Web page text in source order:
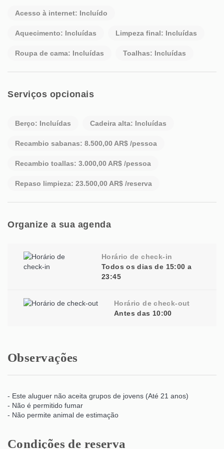
Acesso à internet: Incluído
Aquecimento: Incluídas Limpeza final: Incluídas
Roupa de cama: Incluídas Toalhas: Incluídas
Serviços opcionais
Berço: Incluídas Cadeira alta: Incluídas
Recambio sabanas: 8.500,00 AR$ /pessoa
Recambio toallas: 3.000,00 AR$ /pessoa
Repaso limpieza: 23.500,00 AR$ /reserva
Organize a sua agenda
Horário de check-in
Todos os dias de 15:00 a
23:45
Horário de check-out
Antes das 10:00
Observações
- Este aluguer não aceita grupos de jovens (Até 21 anos)
- Não é permitido fumar
- Não permite animal de estimação
Condições de reserva